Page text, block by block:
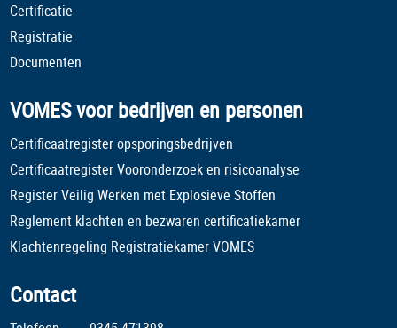
Certificatie
Registratie
Documenten
VOMES voor bedrijven en personen
Certificaatregister opsporingsbedrijven
Certificaatregister Vooronderzoek en risicoanalyse
Register Veilig Werken met Explosieve Stoffen
Reglement klachten en bezwaren certificatiekamer
Klachtenregeling Registratiekamer VOMES
Contact